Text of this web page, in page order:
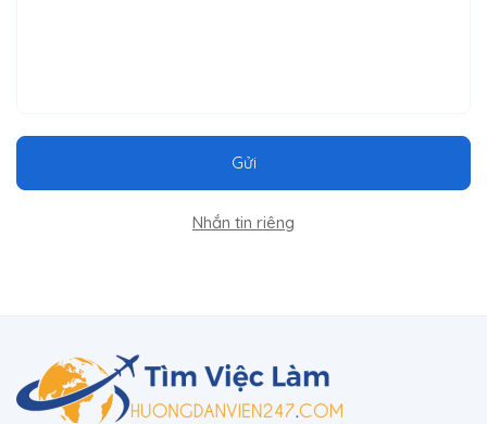
Gửi
Nhắn tin riêng